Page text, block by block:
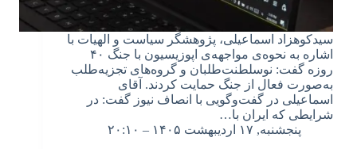
سیدکوهزاد اسماعیلی، پژوهشگر سیاست و الهیات با
اشاره به نحوه‌ی مواجهه‌ی اپوزیسیون با جنگ ۴۰
روزه گفت: نوسلطنت‌طلبان و گروه‌های تجزیه‌طلب
به‌صورت فعال از جنگ حمایت کردند. آقای
اسماعیلی در گفت‌وگویی با انصاف نیوز گفت: در
شرایطی که ایران با…
پنجشنبه, ۱۷ اردیبهشت ۱۴۰۵ – ۲۰:۱۰